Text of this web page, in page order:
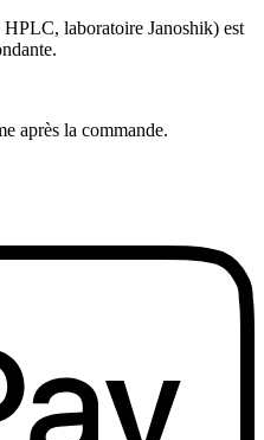
laboratoire Janoshik) est
après la commande.